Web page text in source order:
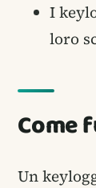
I
loro
Come
Un